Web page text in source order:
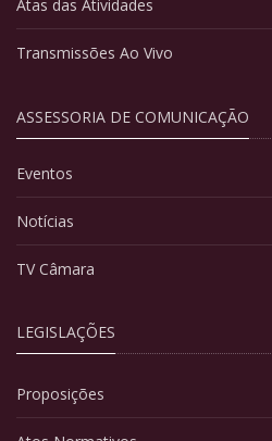
Atas das Atividades
Transmissões Ao Vivo
ASSESSORIA DE COMUNICAÇÃO
Eventos
Notícias
TV Câmara
LEGISLAÇÕES
Proposições